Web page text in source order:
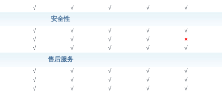
√ √ √ √ √
安全性
√ √ √ √ √
√ √ √ √ ×
√ √ √ √ √
售后服务
√ √ √ √ √
√ √ √ √ √
√ √ √ √ √